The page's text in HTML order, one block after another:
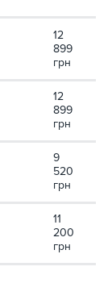
12
899
грн
12
899
грн
9
520
грн
11
200
грн